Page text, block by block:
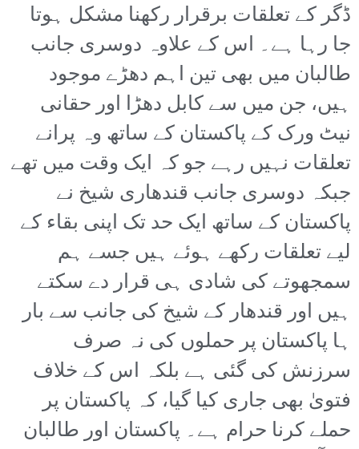
ڈگر کے تعلقات برقرار رکھنا مشکل ہوتا
جا رہا ہے۔ اس کے علاوہ دوسری جانب
طالبان میں بھی تین اہم دھڑے موجود
ہیں، جن میں سے کابل دھڑا اور حقانی
نیٹ ورک کے پاکستان کے ساتھ وہ پرانے
تعلقات نہیں رہے جو کہ ایک وقت میں تھے
جبکہ دوسری جانب قندھاری شیخ نے
پاکستان کے ساتھ ایک حد تک اپنی بقاء کے
لیے تعلقات رکھے ہوئے ہیں جسے ہم
سمجھوتے کی شادی ہی قرار دے سکتے
ہیں اور قندھار کے شیخ کی جانب سے بار
ہا پاکستان پر حملوں کی نہ صرف
سرزنش کی گئی ہے بلکہ اس کے خلاف
فتویٰ بھی جاری کیا گیا، کہ پاکستان پر
حملے کرنا حرام ہے۔ پاکستان اور طالبان